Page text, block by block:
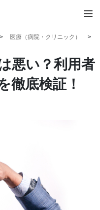
医療（病院・クリニック）
悪い？利用者
徹底検証！